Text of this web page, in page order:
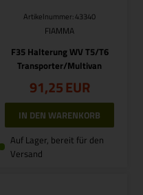
Artikelnummer: 43340
FIAMMA
F35 Halterung WV T5/T6
Transporter/Multivan
91,25EUR
Auf Lager, bereit für den
Versand